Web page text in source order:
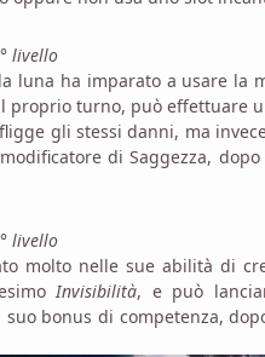
livello
luna ha imparato a usare
turno, può effettuare
gli stessi danni, ma
di Saggezza,
livello
molto nelle sue abilità di
Invisibilità, e può
bonus di competenza,